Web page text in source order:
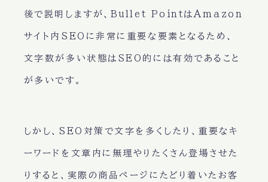
後で説明しますが、Bullet PointはAmazon
サイト内SEOに非常に重要な要素となるため、
文字数が多い状態はSEO的には有効であること
が多いです。
しかし、SEO対策で文字を多くしたり、重要なキ
ーワードを文章内に無理やりたくさん登場させた
りすると、実際の商品ページにたどり着いたお客